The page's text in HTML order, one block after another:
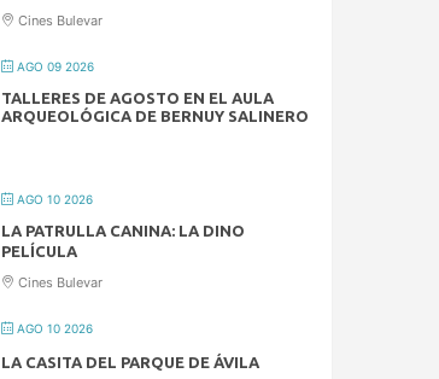
Cines Bulevar
AGO 09 2026
TALLERES DE AGOSTO EN EL AULA
ARQUEOLÓGICA DE BERNUY SALINERO
AGO 10 2026
LA PATRULLA CANINA: LA DINO
PELÍCULA
Cines Bulevar
AGO 10 2026
LA CASITA DEL PARQUE DE ÁVILA